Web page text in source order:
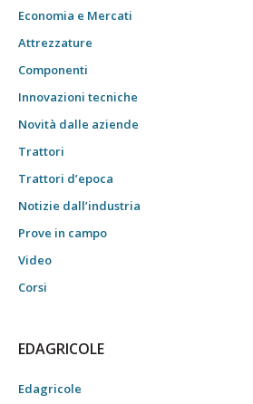
Economia e Mercati
Attrezzature
Componenti
Innovazioni tecniche
Novità dalle aziende
Trattori
Trattori d’epoca
Notizie dall’industria
Prove in campo
Video
Corsi
EDAGRICOLE
Edagricole